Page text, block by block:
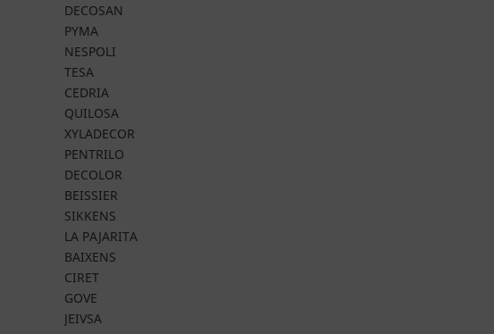
DECOSAN
PYMA
NESPOLI
TESA
CEDRIA
QUILOSA
XYLADECOR
PENTRILO
DECOLOR
BEISSIER
SIKKENS
LA PAJARITA
BAIXENS
CIRET
GOVE
JEIVSA